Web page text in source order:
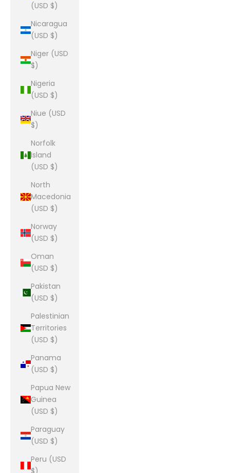
(USD $)
Nicaragua
(USD $)
Niger (USD
$)
Nigeria
(USD $)
Niue (USD
$)
Norfolk
Island
(USD $)
North
Macedonia
(USD $)
Norway
(USD $)
Oman
(USD $)
Pakistan
(USD $)
Palestinian
Territories
(USD $)
Panama
(USD $)
Papua New
Guinea
(USD $)
Paraguay
(USD $)
Peru (USD